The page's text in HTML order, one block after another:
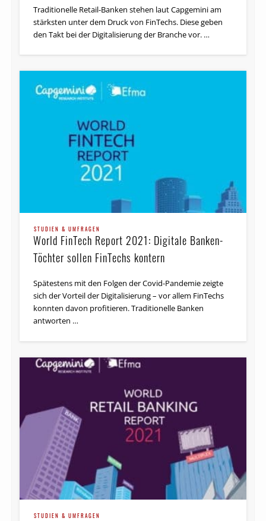
Traditionelle Retail-Banken stehen laut Capgemini am
stärksten unter dem Druck von FinTechs. Diese geben
den Takt bei der Digitalisierung der Branche vor. …
STUDIEN & UMFRAGEN
World FinTech Report 2021: Digitale Banken-
Töchter sollen FinTechs kontern
Spätestens mit den Folgen der Covid-Pandemie zeigte
sich der Vorteil der Digitalisierung – vor allem FinTechs
konnten davon profitieren. Traditionelle Banken
übergeben – damit heißt es: …
World Payments Report 2017: Deutschlands
bargeldlose Zahlungen steigen
überdurchschnittlich
wird voraussichtlich um durchschnittlich 10,9 Prozent
bis 2020 ansteigen und damit fast 726 Milliarden
Transaktionen erreichen, …
STUDIEN & UMFRAGEN